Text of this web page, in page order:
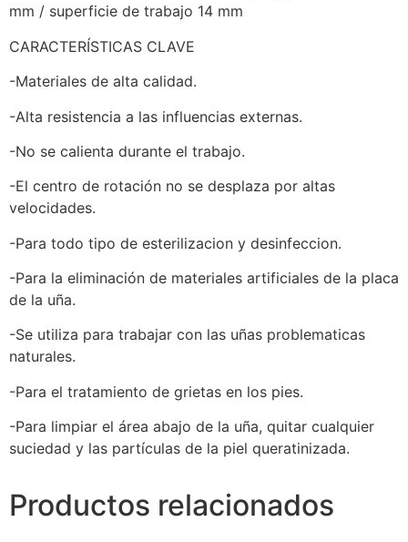
mm / superficie de trabajo 14 mm
CARACTERÍSTICAS CLAVE
-Materiales de alta calidad.
-Alta resistencia a las influencias externas.
-No se calienta durante el trabajo.
-El centro de rotación no se desplaza por altas
velocidades.
-Para todo tipo de esterilizacion y desinfeccion.
-Para la eliminación de materiales artificiales de la placa
de la uña.
-Se utiliza para trabajar con las uñas problematicas
naturales.
-Para el tratamiento de grietas en los pies.
-Para limpiar el área abajo de la uña, quitar cualquier
suciedad y las partículas de la piel queratinizada.
Productos relacionados